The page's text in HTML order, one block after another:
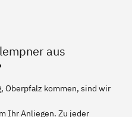
aus
Oberpfalz kommen, sind wir
Ihr Anliegen. Zu jeder